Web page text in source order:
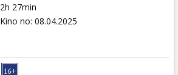
2h 27min
Kino no: 08.04.2025